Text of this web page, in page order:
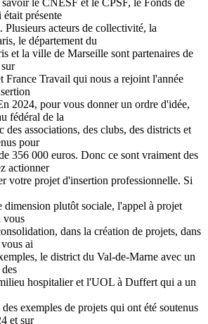
le CNESF et le CPSF, le Fonds de
présente
Plusieurs acteurs de collectivité, la
le département du
et la ville de Marseille sont partenaires de
France Travail qui nous a rejoint l'année
2024, pour vous donner un ordre d'idée,
fédéral de la
des associations, des clubs, des districts et
pour
356 000 euros. Donc ce sont vraiment des
actionner
votre projet d'insertion professionnelle. Si
dimension plutôt sociale, l'appel à projet
vous
dans la création de projets, dans
ai
le district du Val-de-Marne avec un
hospitalier et l'UOL à Duffert qui a un
exemples de projets qui ont été soutenus
et sur